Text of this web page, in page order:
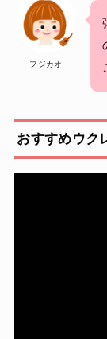
フジカオ
おすすめウク